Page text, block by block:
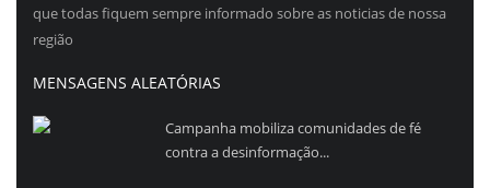
que todas fiquem sempre informado sobre as noticias de nossa
região
MENSAGENS ALEATÓRIAS
Campanha mobiliza comunidades de fé
contra a desinformação...